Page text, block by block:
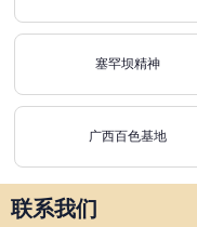
塞罕坝精神
广西百色基地
联系我们